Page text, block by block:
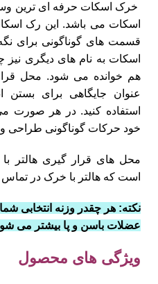
خرک اسکات حرفه ای ترین
اسکات می باشد. این رک
قسمت های گوناگونی برای
اسکات به نام های دیگری
هم خوانده می شود. محل قرار
عنوان جایگاهی برای
استفاده کنید. در هر صورت می
خود حرکات گوناگونی طراحی و
محل های قرار گیری هالتر
است که هالتر با خرک در
نکته: هر چقدر وزنه انتخابی
عضلات باسن و پا بیشتر می
ویژگی های محصول